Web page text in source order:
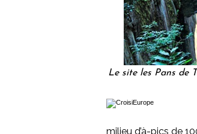
Le site les Pans de
milieu d’à-pics de